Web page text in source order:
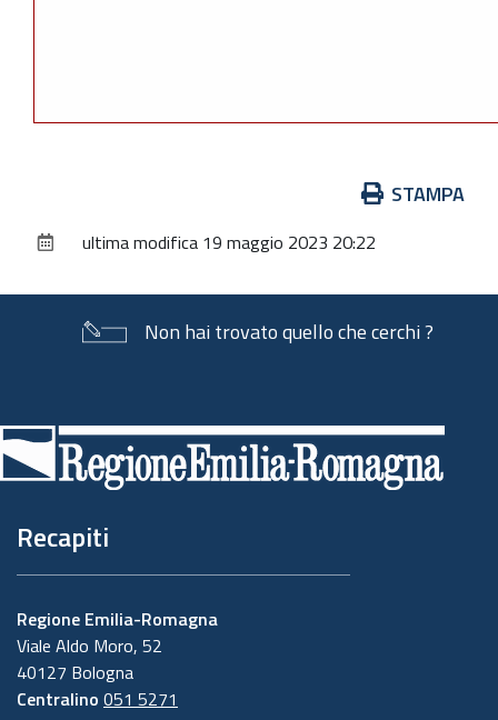
documento
STAMPA
ultima modifica 19 maggio 2023 20:22
Non hai trovato quello che cerchi ?
di
pagina
Recapiti
Regione Emilia-Romagna
Viale Aldo Moro, 52
40127 Bologna
Centralino 051 5271